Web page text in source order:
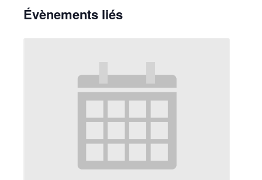
Évènements liés